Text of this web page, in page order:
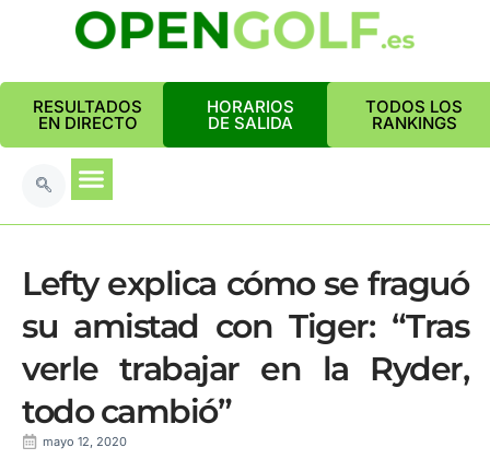
RESULTADOS
EN DIRECTO
HORARIOS
DE SALIDA
TODOS LOS
RANKINGS
Lefty explica cómo se fraguó
su amistad con Tiger: “Tras
verle trabajar en la Ryder,
todo cambió”
mayo 12, 2020